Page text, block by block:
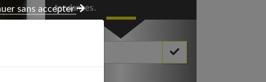
tendances.
sans accepter